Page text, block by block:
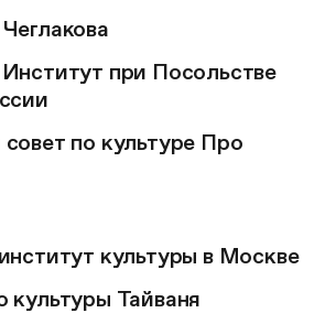
при Посольстве
по культуре Про
культуры в Москве
культуры Тайваня